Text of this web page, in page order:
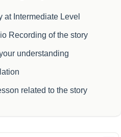
at Intermediate Level
Recording of the story
understanding
related to the story